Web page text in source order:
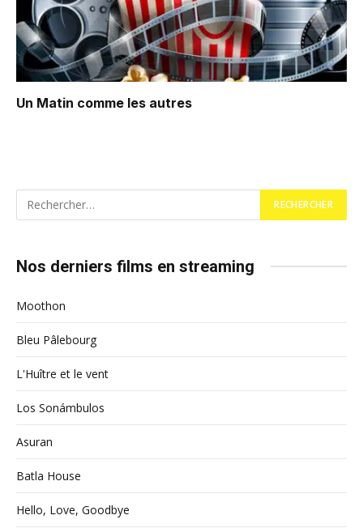
Un Matin comme les autres
Nos derniers films en streaming
Moothon
Bleu Pâlebourg
L'Huître et le vent
Los Sonámbulos
Asuran
Batla House
Hello, Love, Goodbye